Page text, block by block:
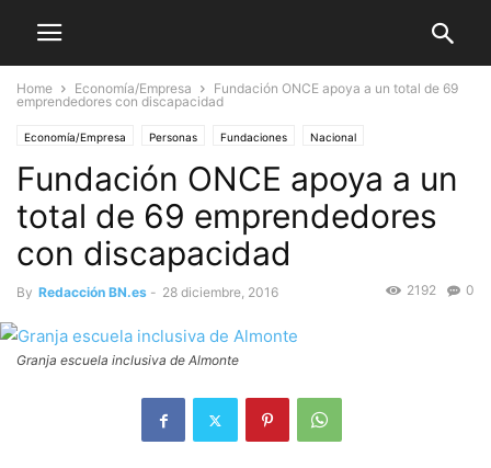
Home Economía/Empresa
Fundación ONCE apoya a un total de 69
emprendedores con discapacidad
Economía/Empresa Personas Fundaciones Nacional
Fundación ONCE apoya a un
total de 69 emprendedores
con discapacidad
By Redacción BN.es - 28 diciembre, 2016 0
2192
Granja escuela inclusiva de Almonte